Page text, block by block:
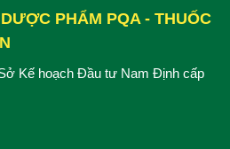
PHẨM PQA - THUỐC
Kế hoạch Đầu tư Nam Định cấp